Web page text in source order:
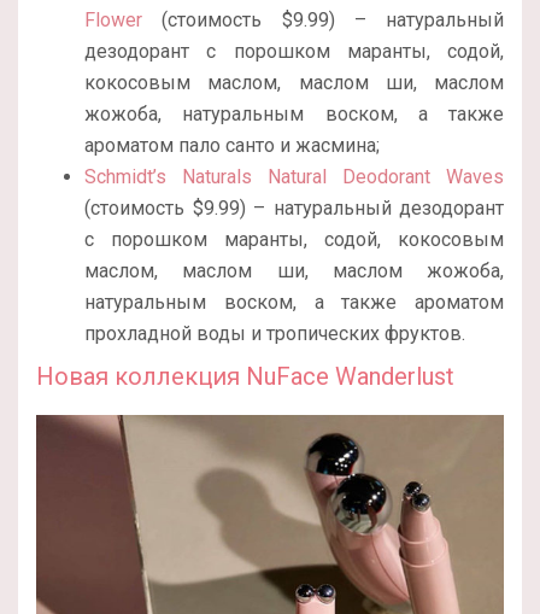
Flower (стоимость $9.99) – натуральный
дезодорант с порошком маранты, содой,
кокосовым маслом, маслом ши, маслом
жожоба, натуральным воском, а также
ароматом пало санто и жасмина;
Schmidt’s Naturals Natural Deodorant Waves
(стоимость $9.99) – натуральный дезодорант
с порошком маранты, содой, кокосовым
маслом, маслом ши, маслом жожоба,
натуральным воском, а также ароматом
прохладной воды и тропических фруктов.
Новая коллекция NuFace Wanderlust